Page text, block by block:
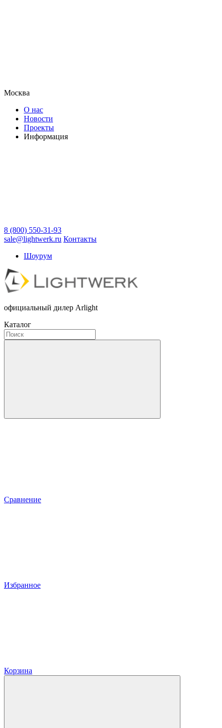
Москва
О нас
Новости
Проекты
Информация
8 (800) 550-31-93
sale@lightwerk.ru Контакты
Шоурум
официальный дилер Arlight
Каталог
Сравнение
Избранное
Корзина